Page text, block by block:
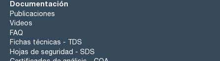
Documentación
Publicaciones
Videos
FAQ
Fichas técnicas - TDS
Hojas de seguridad - SDS